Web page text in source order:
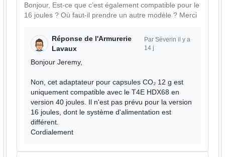
Bonjour, Est-ce que c’est également compatible pour le
16 joules ? Où faut-il prendre un autre modèle ? Merci
Réponse de l'Armurerie
Lavaux
Par Séverin il y a
14 j
Bonjour Jeremy,
Non, cet adaptateur pour capsules CO₂ 12 g est
uniquement compatible avec le T4E HDX68 en
version 40 joules. Il n'est pas prévu pour la version
16 joules, dont le système d'alimentation est
différent.
Cordialement